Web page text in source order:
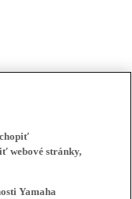
webové stránky,
Yamaha